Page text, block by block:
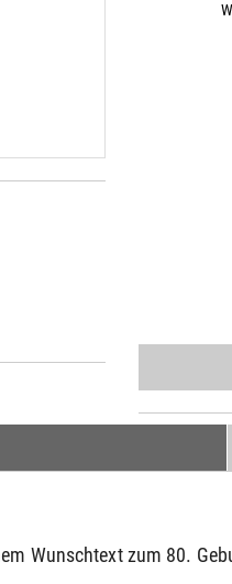
Wunschtext zum 80.